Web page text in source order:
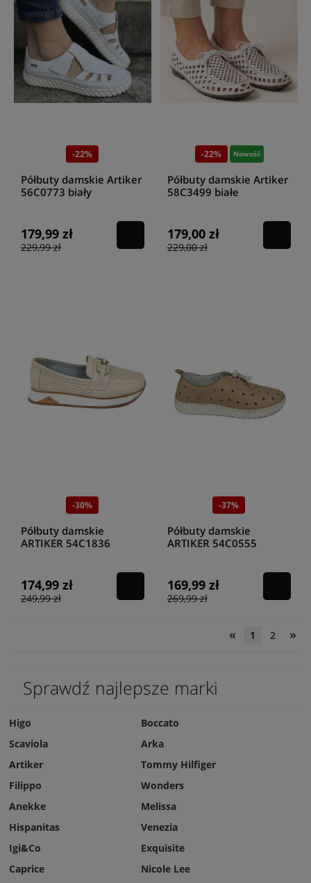
-22%
Półbuty damskie Artiker
56C0773 biały
179,99 zł
229,99 zł
-22% Nowość
Półbuty damskie Artiker
58C3499 białe
179,00 zł
229,00 zł
-30%
Półbuty damskie
ARTIKER 54C1836
174,99 zł
249,99 zł
-37%
Półbuty damskie
ARTIKER 54C0555
169,99 zł
269,99 zł
« 1 2 »
Sprawdź najlepsze marki
Higo
Scaviola
Artiker
Filippo
Boccato
Arka
Tommy Hilfiger
Wonders
Anekke
Hispanitas
Igi&Co
Caprice
Melissa
Venezia
Exquisite
Nicole Lee